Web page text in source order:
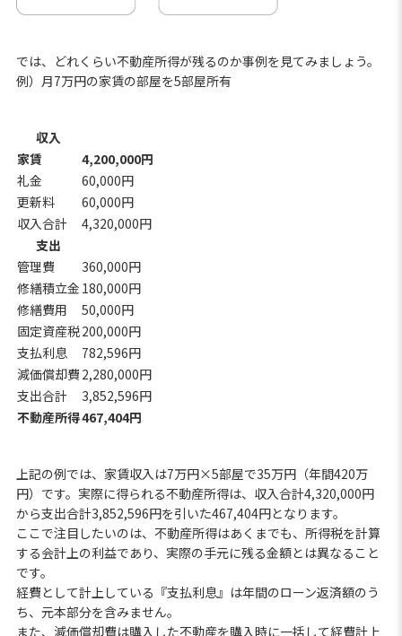
では、どれくらい不動産所得が残るのか事例を見てみましょう。
例）月7万円の家賃の部屋を5部屋所有
収入
家賃
4,200,000円
礼金
60,000円
更新料
60,000円
収入合計
4,320,000円
支出
管理費
360,000円
修繕積立金 180,000円
修繕費用
50,000円
固定資産税200,000円
支払利息
782,596円
減価償却費 2,280,000円
支出合計
3,852,596円
不動産所得467,404円
上記の例では、家賃収入は7万円×5部屋で35万円（年間420万
円）です。実際に得られる不動産所得は、収入合計4,320,000円
から支出合計3,852,596円を引いた467,404円となります。
ここで注目したいのは、不動産所得はあくまでも、所得税を計算
する会計上の利益であり、実際の手元に残る金額とは異なること
です。
経費として計上している『支払利息』は年間のローン返済額のう
ち、元本部分を含みません。
また、減価償却費は購入した不動産を購入時に一括して経費計上